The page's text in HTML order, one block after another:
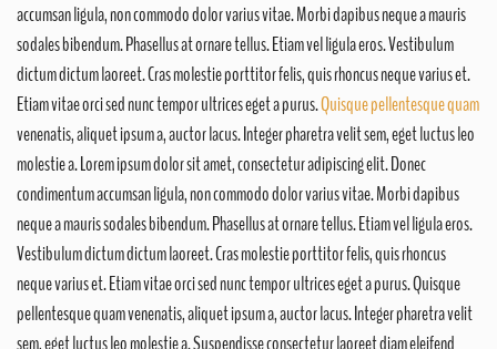
accumsan ligula, non commodo dolor varius vitae. Morbi dapibus neque a mauris
sodales bibendum. Phasellus at ornare tellus. Etiam vel ligula eros. Vestibulum
dictum dictum laoreet. Cras molestie porttitor felis, quis rhoncus neque varius et.
Etiam vitae orci sed nunc tempor ultrices eget a purus.Quisque pellentesque quam
venenatis, aliquet ipsum a, auctor lacus. Integer pharetra velit sem, eget luctus leo
molestie a. Lorem ipsum dolor sit amet, consectetur adipiscing elit. Donec
condimentum accumsan ligula, non commodo dolor varius vitae. Morbi dapibus
neque a mauris sodales bibendum. Phasellus at ornare tellus. Etiam vel ligula eros.
Vestibulum dictum dictum laoreet. Cras molestie porttitor felis, quis rhoncus
neque varius et. Etiam vitae orci sed nunc tempor ultrices eget a purus. Quisque
pellentesque quam venenatis, aliquet ipsum a, auctor lacus. Integer pharetra velit
sem, eget luctus leo molestie a. Suspendisse consectetur laoreet diam eleifend